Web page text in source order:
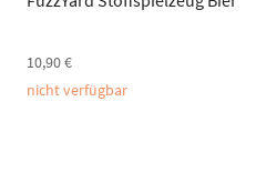
10,90€
nicht verfügbar